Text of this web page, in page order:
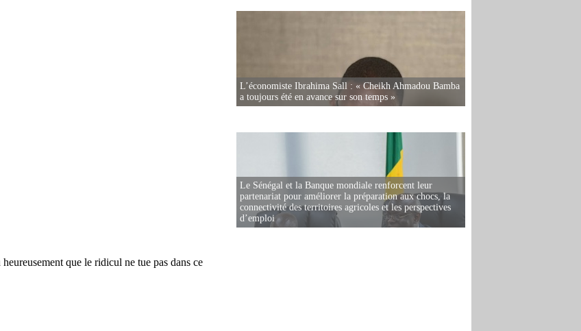
L’économiste Ibrahima Sall : « Cheikh Ahmadou Bamba
a toujours été en avance sur son temps »
Le Sénégal et la Banque mondiale renforcent leur
partenariat pour améliorer la préparation aux chocs, la
connectivité des territoires agricoles et les perspectives
d’emploi